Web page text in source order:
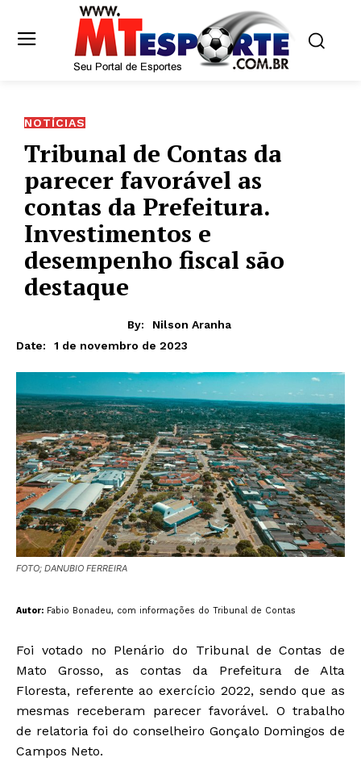
NOTÍCIAS
Tribunal de Contas da
parecer favorável as
contas da Prefeitura.
Investimentos e
desempenho fiscal são
destaque
By:
Nilson Aranha
Date:
1 de novembro de 2023
FOTO; DANUBIO FERREIRA
Autor: Fabio Bonadeu, com informações do Tribunal de Contas
Foi votado no Plenário do Tribunal de Contas de
Mato Grosso, as contas da Prefeitura de Alta
Floresta, referente ao exercício 2022, sendo que as
mesmas receberam parecer favorável. O trabalho
de relatoria foi do conselheiro Gonçalo Domingos de
Campos Neto.